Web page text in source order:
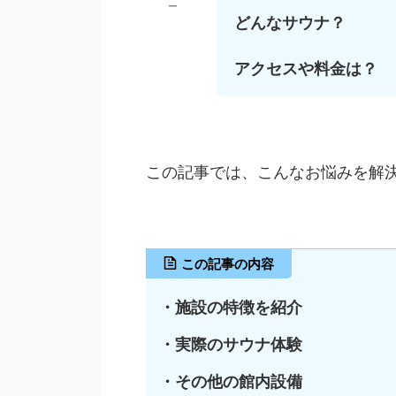
ー
どんなサウナ？
アクセスや料金は？
この記事では、こんなお悩みを解
この記事の内容
・施設の特徴を紹介
・実際のサウナ体験
・その他の館内設備